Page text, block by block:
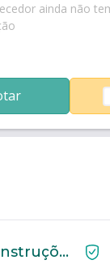
ainda não
Willmax construções